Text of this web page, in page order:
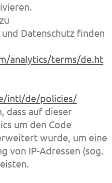
Datenschutz finden
analytics/terms/de.ht
intl/de/policies/
dass auf dieser
um den Code
wurde, um eine
von IP-Adressen (sog.